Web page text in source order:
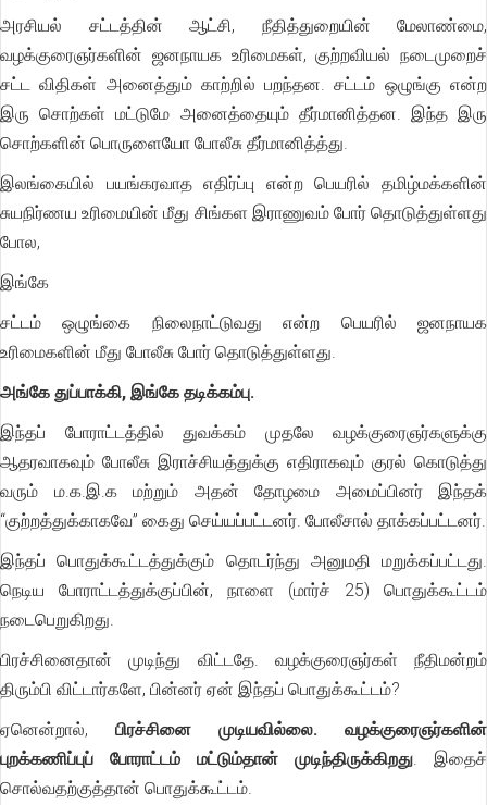
அரசியல் சட்டத்தின் ஆட்சி, நீதித்துறையின் மேலாண்மை,
வழக்குரைஞர்களின் ஜனநாயக உரிமைகள், குற்றவியல் நடைமுறைச்
சட்ட விதிகள் அனைத்தும் காற்றில் பறந்தன. சட்டம் ஒழுங்கு என்ற
இரு சொற்கள் மட்டுமே அனைத்தையும் தீர்மானித்தன. இந்த இரு
சொற்களின் பொருளையோ போலீசு தீர்மானித்த்து.
இலங்கையில் பயங்கரவாத எதிர்ப்பு என்ற பெயரில் தமிழ்மக்களின்
சுயநிர்ணய உரிமையின் மீது சிங்கள இராணுவம் போர் தொடுத்துள்ளது
போல,
இங்கே
சட்டம் ஒழுங்கை நிலைநாட்டுவது என்ற பெயரில் ஜனநாயக
உரிமைகளின் மீது போலீசு போர் தொடுத்துள்ளது.
அங்கே துப்பாக்கி, இங்கே தடிக்கம்பு.
இந்தப் போராட்டத்தில் துவக்கம் முதலே வழக்குரைஞர்களுக்கு
ஆதரவாகவும் போலீசு இராச்சியத்துக்கு எதிராகவும் குரல் கொடுத்து
வரும் ம.க.இ.க மற்றும் அதன் தோழமை அமைப்பினர் இந்தக்
“குற்றத்துக்காகவே” கைது செய்யப்பட்டனர். போலீசால் தாக்கப்பட்டனர்.
இந்தப் பொதுக்கூட்டத்துக்கும் தொடர்ந்து அனுமதி மறுக்கப்பட்டது.
நெடிய போராட்டத்துக்குப்பின், நாளை (மார்ச் 25) பொதுக்கூட்டம்
நடைபெறுகிறது.
பிரச்சினைதான் முடிந்து விட்டதே. வழக்குரைஞர்கள் நீதிமன்றம்
திரும்பி விட்டார்களே, பின்னர் ஏன் இந்தப் பொதுக்கூட்டம்?
ஏனென்றால்,
பிரச்சினை முடியவில்லை. வழக்குரைஞர்களின்
புறக்கணிப்புப் போராட்டம் மட்டும்தான் முடிந்திருக்கிறது. இதைச்
சொல்வதற்குத்தான் பொதுக்கூட்டம்.